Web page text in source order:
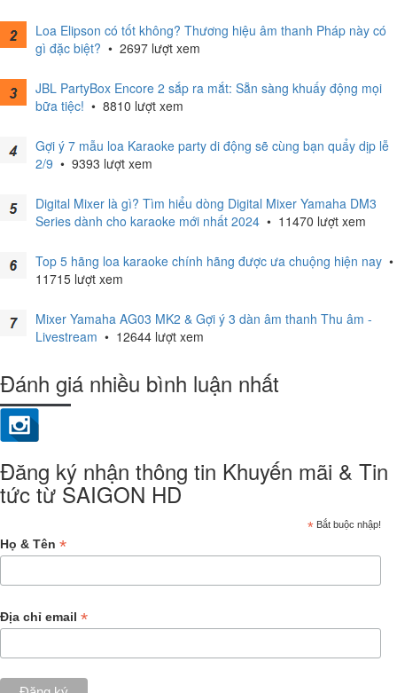
Loa Elipson có tốt không? Thương hiệu âm thanh Pháp này có
gì đặc biệt? • 2697 lượt xem
JBL PartyBox Encore 2 sắp ra mắt: Sẵn sàng khuấy động mọi
bữa tiệc! • 8810 lượt xem
Gợi ý 7 mẫu loa Karaoke party di động sẽ cùng bạn quẩy dịp lễ
2/9 • 9393 lượt xem
Digital Mixer là gì? Tìm hiểu dòng Digital Mixer Yamaha DM3
Series dành cho karaoke mới nhất 2024 • 11470 lượt xem
Top 5 hãng loa karaoke chính hãng được ưa chuộng hiện nay •
11715 lượt xem
Mixer Yamaha AG03 MK2 & Gợi ý 3 dàn âm thanh Thu âm -
Livestream • 12644 lượt xem
Đánh giá nhiều bình luận nhất
Đăng ký nhận thông tin Khuyến mãi & Tin
tức từ SAIGON HD
* Bắt buộc nhập!
Họ & Tên *
Địa chỉ email *